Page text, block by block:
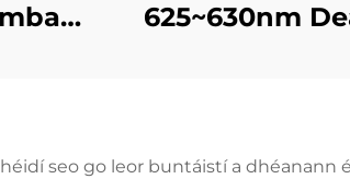
625~630nm
Cuimhne ar
seo go leor buntáistí a